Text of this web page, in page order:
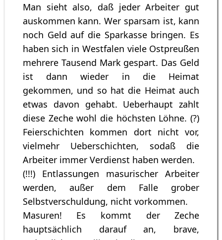
Man sieht also, daß jeder Arbeiter gut
auskommen kann. Wer sparsam ist, kann
noch Geld auf die Sparkasse bringen. Es
haben sich in Westfalen viele Ostpreußen
mehrere Tausend Mark gespart. Das Geld
ist dann wieder in die Heimat
gekommen, und so hat die Heimat auch
etwas davon gehabt. Ueberhaupt zahlt
diese Zeche wohl die höchsten Löhne. (?)
Feierschichten kommen dort nicht vor,
vielmehr Ueberschichten, sodaß die
Arbeiter immer Verdienst haben werden.
(!!!) Entlassungen masurischer Arbeiter
werden, außer dem Falle grober
Selbstverschuldung, nicht vorkommen.
Masuren! Es kommt der Zeche
hauptsächlich darauf an, brave,